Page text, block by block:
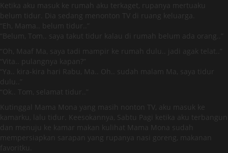
Ketika aku masuk ke rumah aku terkaget, rupanya mertuaku
belum tidur. Dia sedang menonton TV di ruang keluarga.
“Eh, Mama.. belum tidur..”
“Belum, Tom.. saya takut tidur kalau di rumah belum ada orang..”
“Oh, Maaf Ma, saya tadi mampir ke rumah dulu.. jadi agak telat..”
“Vita.. pulangnya kapan?”
“Ya.. kira-kira hari Rabu, Ma.. Oh.. sudah malam Ma, saya tidur
dulu..”
“Ok.. Tom, selamat tidur..”
Kutinggal Mama Mona yang masih nonton TV, aku masuk ke
kamarku, lalu tidur. Keesokannya, Sabtu Pagi ketika aku terbangun
dan menuju ke kamar makan kulihat Mama Mona sudah
mempersiapkan sarapan yang rupanya nasi goreng, makanan
favoritku.